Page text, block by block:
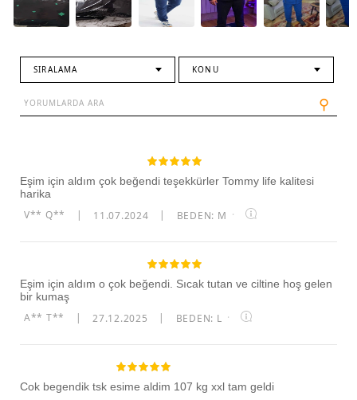
SIRALAMA KONU
⚲
Eşim için aldım çok beğendi teşekkürler Tommy life kalitesi
harika
V** Q** 11.07.2024 BEDEN: M ·
Eşim için aldım o çok beğendi. Sıcak tutan ve ciltine hoş gelen
bir kumaş
A** T** 27.12.2025 BEDEN: L ·
Cok begendik tsk esime aldim 107 kg xxl tam geldi